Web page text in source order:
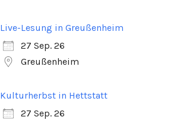
Live-Lesung in Greußenheim
27 Sep. 26
Greußenheim
Kulturherbst in Hettstatt
27 Sep. 26